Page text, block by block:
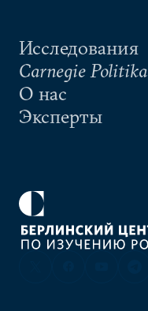
Исследования
Carnegie Politika
О нас
Эксперты